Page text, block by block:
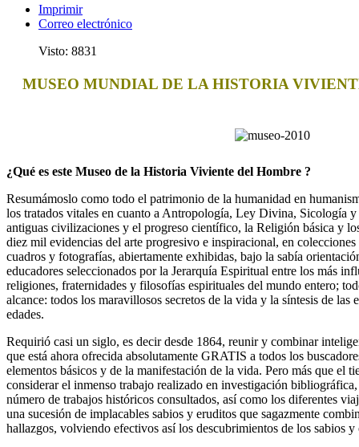
Imprimir
Correo electrónico
Visto: 8831
MUSEO MUNDIAL DE LA HISTORIA
¿Qué es este Museo de la Historia Viviente del Hombre ?
Resumámoslo como todo el patrimonio de la humanidad en
los tratados vitales en cuanto a Antropología, Ley Divina, Sicología
antiguas civilizaciones y el progreso científico, la Religión básica y
diez mil evidencias del arte progresivo e inspiracional, en
cuadros y fotografías, abiertamente exhibidas, bajo la sabía
educadores seleccionados por la Jerarquía Espiritual entre los más
religiones, fraternidades y filosofías espirituales del mundo entero;
alcance: todos los maravillosos secretos de la vida y la síntesis de las
edades.
Requirió casi un siglo, es decir desde 1864, reunir y combinar
que está ahora ofrecida absolutamente GRATIS a todos los
elementos básicos y de la manifestación de la vida. Pero más que el
considerar el inmenso trabajo realizado en investigación
número de trabajos históricos consultados, así como los diferentes
una sucesión de implacables sabios y eruditos que sagazmente
hallazgos, volviendo efectivos así los descubrimientos de los sabios y